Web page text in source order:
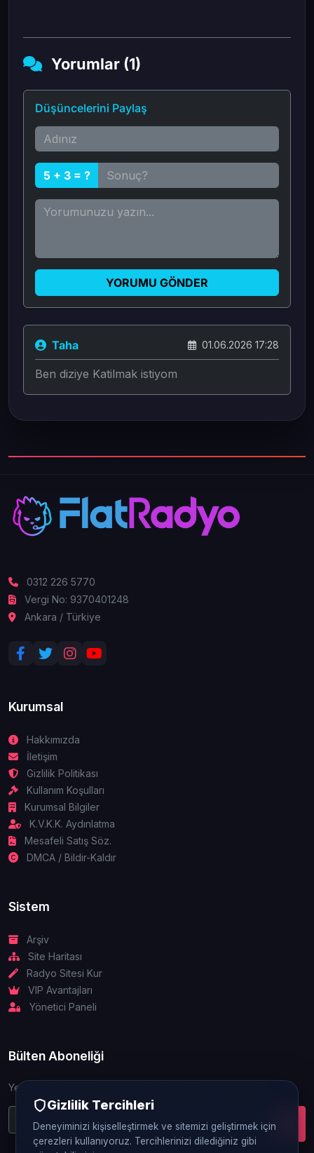
Yorumlar (1)
Düşüncelerini Paylaş
5 + 3 = ?
YORUMU GÖNDER
Taha 01.06.2026 17:28
Ben diziye Katilmak istiyom
0312 226 5770
Vergi No: 9370401248
Ankara / Türkiye
Kurumsal
Hakkımızda
İletişim
Gizlilik Politikası
Kullanım Koşulları
Kurumsal Bilgiler
K.V.K.K. Aydınlatma
Mesafeli Satış Söz.
DMCA / Bildir-Kaldır
Sistem
Arşiv
Site Haritası
Radyo Sitesi Kur
VIP Avantajları
Yönetici Paneli
Bülten Aboneliği
Yeniliklerden ve güncellemelerden ilk siz haberdar olun.
Gizlilik Tercihleri
Deneyiminizi kişiselleştirmek ve sitemizi geliştirmek için
çerezleri kullanıyoruz. Tercihlerinizi dilediğiniz gibi